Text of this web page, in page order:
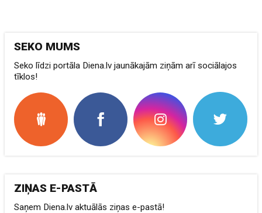
SEKO MUMS
Seko līdzi portāla Diena.lv jaunākajām ziņām arī sociālajos
tīklos!
ZIŅAS E-PASTĀ
Saņem Diena.lv aktuālās ziņas e-pastā!